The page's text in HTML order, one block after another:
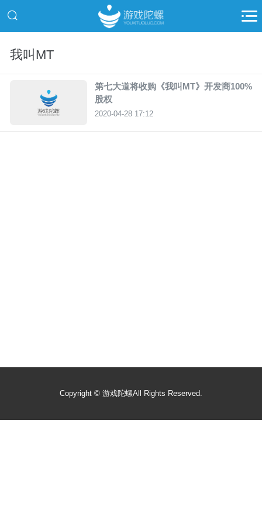
我叫MT
第七大道将收购《我叫MT》开发商100%
股权
2020-04-28 17:12
Copyright © 游戏陀螺All Rights Reserved.